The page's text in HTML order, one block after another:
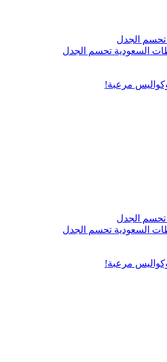
السعودية تحسم الجدل
مرعبة!
السعودية تحسم الجدل
مرعبة!